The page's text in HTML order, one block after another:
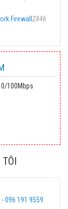
Firewall 2846
100Mbps
TÔI
- 096 191 9559